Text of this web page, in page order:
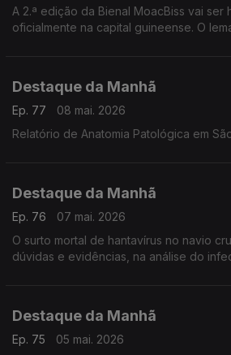
A 2.ª edição da Bienal MoacBiss vai ser
oficialmente na capital guineense. O
Destaque da Manhã
Ep. 77
08 mai. 2026
Relatório de Anatomia Patológica em
Destaque da Manhã
Ep. 76
07 mai. 2026
O surto mortal de hantavírus no navio
dúvidas e evidências, na análise do infeciologista Jaime Nina,
Destaque da Manhã
Ep. 75
05 mai. 2026